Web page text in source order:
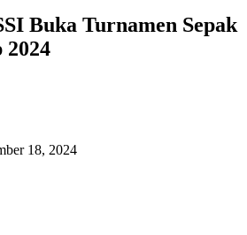
Buka Turnamen Sepak
2024
18, 2024